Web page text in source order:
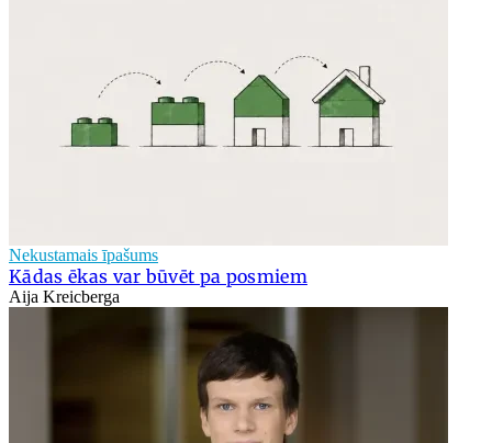
Nekustamais īpašums
Kādas ēkas var būvēt pa posmiem
Aija Kreicberga